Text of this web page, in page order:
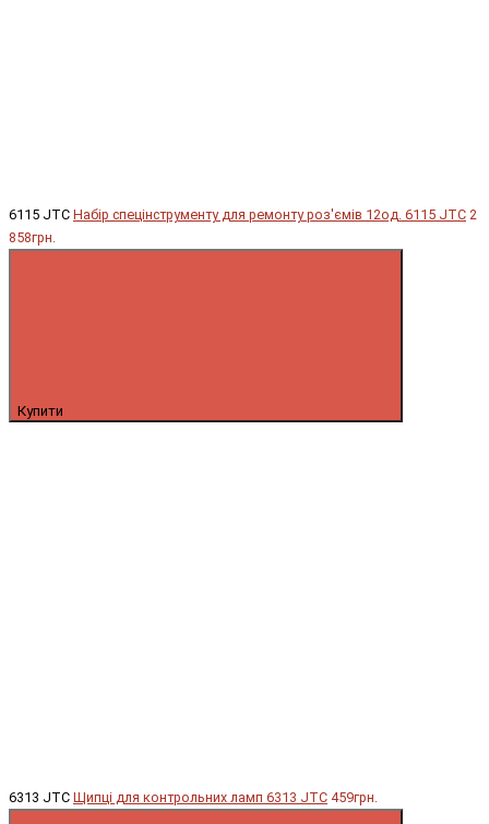
6115 JTC Набір спецінструменту для ремонту роз'ємів 12од. 6115 JTC 2
858грн.
Купити
6313 JTC Щипці для контрольних ламп 6313 JTC 459грн.